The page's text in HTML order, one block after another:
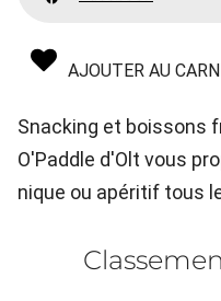
AJOUTER AU
Snacking et boissons
O'Paddle d'Olt vous
nique ou apéritif tous